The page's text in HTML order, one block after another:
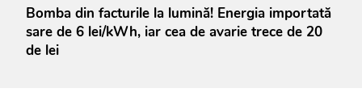
Bomba din facturile la lumină! Energia importată
sare de 6 lei/kWh, iar cea de avarie trece de 20
de lei